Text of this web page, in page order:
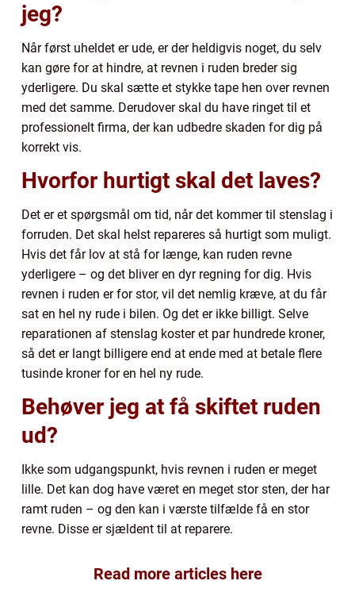
jeg?
Når først uheldet er ude, er der heldigvis noget, du selv
kan gøre for at hindre, at revnen i ruden breder sig
yderligere. Du skal sætte et stykke tape hen over revnen
med det samme. Derudover skal du have ringet til et
professionelt firma, der kan udbedre skaden for dig på
korrekt vis.
Hvorfor hurtigt skal det laves?
Det er et spørgsmål om tid, når det kommer til stenslag i
forruden. Det skal helst repareres så hurtigt som muligt.
Hvis det får lov at stå for længe, kan ruden revne
yderligere – og det bliver en dyr regning for dig. Hvis
revnen i ruden er for stor, vil det nemlig kræve, at du får
sat en hel ny rude i bilen. Og det er ikke billigt. Selve
reparationen af stenslag koster et par hundrede kroner,
så det er langt billigere end at ende med at betale flere
tusinde kroner for en hel ny rude.
Behøver jeg at få skiftet ruden
ud?
Ikke som udgangspunkt, hvis revnen i ruden er meget
lille. Det kan dog have været en meget stor sten, der har
ramt ruden – og den kan i værste tilfælde få en stor
revne. Disse er sjældent til at reparere.
Read more articles here